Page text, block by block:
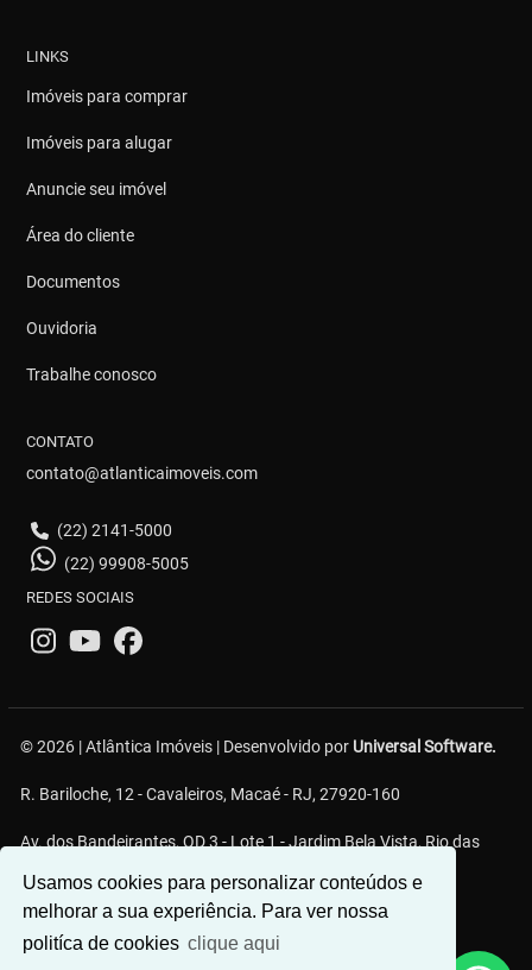
Usamos cookies para personalizar conteúdos e
melhorar a sua experiência. Para ver nossa
politíca de cookies clique aqui
LINKS
Imóveis para comprar
Imóveis para alugar
Anuncie seu imóvel
Área do cliente
Documentos
Ouvidoria
Trabalhe conosco
CONTATO
contato@atlanticaimoveis.com
(22) 2141-5000
(22) 99908-5005
REDES SOCIAIS
© 2026 | Atlântica Imóveis | Desenvolvido por Universal Software.
R. Bariloche, 12 - Cavaleiros, Macaé - RJ, 27920-160
Av. dos Bandeirantes, QD 3 - Lote 1 - Jardim Bela Vista, Rio das